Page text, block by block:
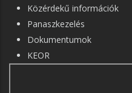
Közérdekű információk
Panaszkezelés
Dokumentumok
KEOR